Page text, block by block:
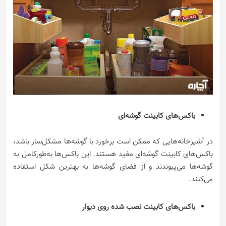
باکس‌های کابینت گوشه‌ای
در آشپزخانه‌هایی که ممکن است برخورد با گوشه‌ها مشکل‌‌ساز باشد،
باکس‌های کابینت گوشه‌ای مفید هستند. این باکس‌ها به‌‌طورکامل به
گوشه‌ها می‌پیوندند و از فضای گوشه‌ها به بهترین شکل استفاده
می‌کنند.
باکس‌های کابینت نصب شده روی دیوار